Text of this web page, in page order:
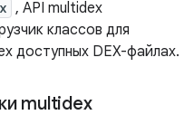
, API multidex
классов для
доступных DEX-файлах.
multidex